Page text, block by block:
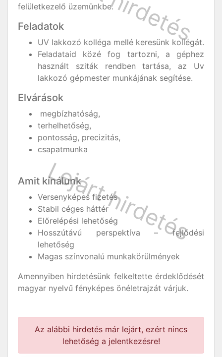
felületkezelő üzemünkbe.
Feladatok
UV lakkozó kolléga mellé keresünk kollégát.
Feladataid közé fog tartozni, a géphez
használt sziták rendben tartása, az Uv
lakkozó gépmester munkájának segítése.
Elvárások
megbízhatóság,
terhelhetőség,
pontosság, precizitás,
csapatmunka
Amit kínálunk
Versenyképes fizetés
Stabil céges háttér
Előrelépési lehetőség
Hosszútávú perspektíva – fejlődési
lehetőség
Magas színvonalú munkakörülmények
Amennyiben hirdetésünk felkeltette érdeklődését
magyar nyelvű fényképes önéletrajzát várjuk.
Az alábbi hirdetés már lejárt, ezért nincs
lehetőség a jelentkezésre!